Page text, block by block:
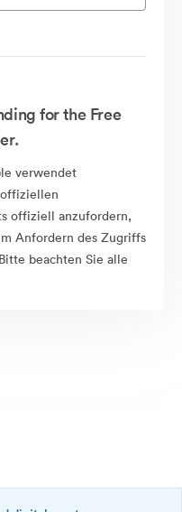
for the Free
verwendet
offiziell anzufordern,
Anfordern des Zugriffs
beachten Sie alle